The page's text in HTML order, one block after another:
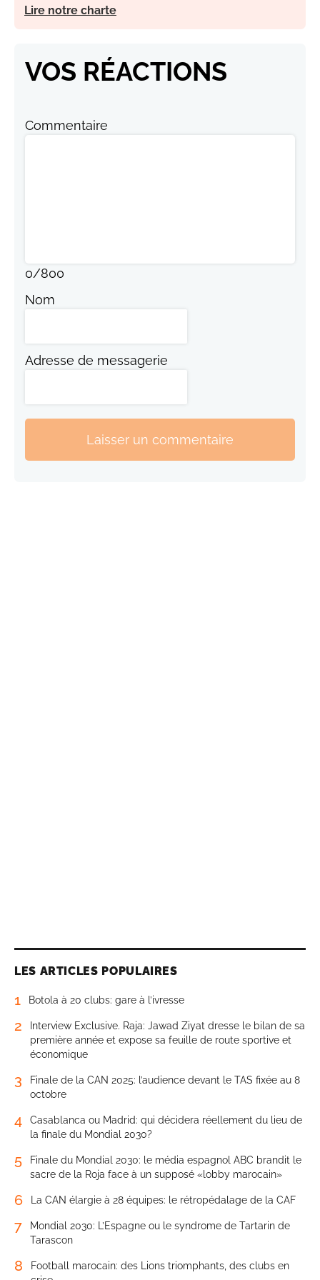
Lire notre charte
VOS RÉACTIONS
Commentaire
0/800
Nom
Adresse de messagerie
Laisser un commentaire
LES ARTICLES POPULAIRES
1 Botola à 20 clubs: gare à l’ivresse
2
Interview Exclusive. Raja: Jawad Ziyat dresse le bilan de sa
première année et expose sa feuille de route sportive et
économique
3
Finale de la CAN 2025: l’audience devant le TAS fixée au 8
octobre
4
Casablanca ou Madrid: qui décidera réellement du lieu de
la finale du Mondial 2030?
5
Finale du Mondial 2030: le média espagnol ABC brandit le
sacre de la Roja face à un supposé «lobby marocain»
6 La CAN élargie à 28 équipes: le rétropédalage de la CAF
7
Mondial 2030: L’Espagne ou le syndrome de Tartarin de
Tarascon
8
Football marocain: des Lions triomphants, des clubs en